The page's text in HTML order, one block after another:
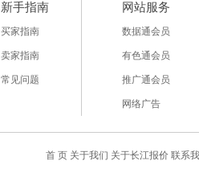
新手指南
买家指南
卖家指南
常见问题
网站服务
数据通会员
有色通会员
推广通会员
网络广告
首 页 关于我们 关于长江报价 联系